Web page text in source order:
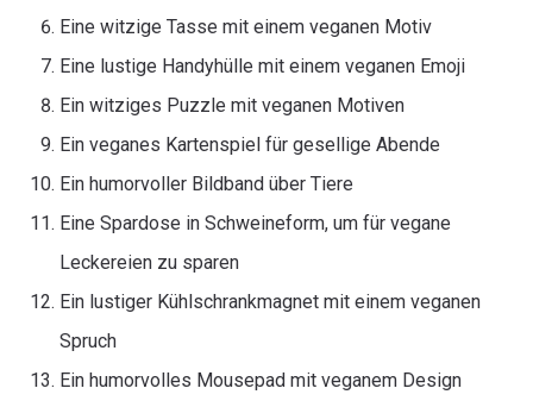
Eine witzige Tasse mit einem veganen Motiv
Eine lustige Handyhülle mit einem veganen Emoji
Ein witziges Puzzle mit veganen Motiven
Ein veganes Kartenspiel für gesellige Abende
Ein humorvoller Bildband über Tiere
Eine Spardose in Schweineform, um für vegane
Leckereien zu sparen
Ein lustiger Kühlschrankmagnet mit einem veganen
Spruch
Ein humorvolles Mousepad mit veganem Design